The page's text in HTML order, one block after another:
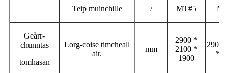
Teip muinchille / MT#5
Geàrr-
chunntas
tomhasan
Lorg-coise timcheall
air.
mm
2900 *
2100 *
1900
2900
*